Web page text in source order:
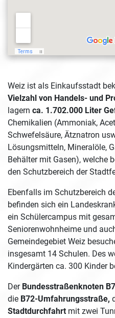
Weiz ist als Einkaufsstadt
Vielzahl von Handels- und
lagern ca. 1.702.000 Liter
Chemikalien (Ammoniak,
Schwefelsäure, Ätznatron
Lösungsmitteln, Mineralöle,
Behälter mit Gasen), welche
den Schutzbereich der
Ebenfalls im Schutzbereich
befinden sich ein
ein Schülercampus mit
Seniorenwohnheime und
Gemeindegebiet Weiz
insgesamt 14 Schulen. Des
Kindergärten ca. 300 Kinder
Der Bundesstraßenknoten
die B72-Umfahrungsstraße,
Stadtdurchfahrt mit zwei